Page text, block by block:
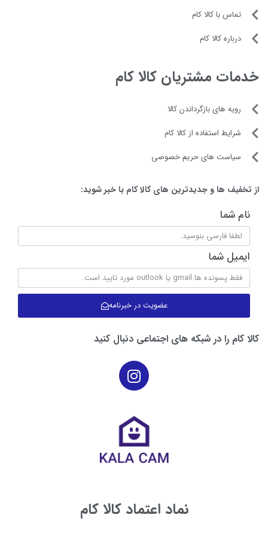
مخزن آب تمیز استند
مخزن آب کثیف استند
مخزن زباله استند
قابلیت تی کشی
دارد
دارد
با آب گرم
دارد
ظرفیت باتری
۶۴۰۰ میلی آمپر
مدت زمان شارژ کامل
۵.۵ ساعت
مدت زمان کارکرد
حداکثر صدای تولیدی
ارتفاع (سانتی متر)
ولتاژ (ولت)
تماس با کالا کام
درباره کالا کام
خدمات مشتریان کالا کام
رویه های بازگرداندن کالا
شرایط استفاده از کالا کام
سیاست های حریم خصوصی
از تخفیف ها و جدیدترین های کالا کام با خبر شوید:
نام شما
ایمیل شما
عضویت در خبرنامه
کالا کام را در شبکه های اجتماعی دنبال کنید
نماد اعتماد کالا کام